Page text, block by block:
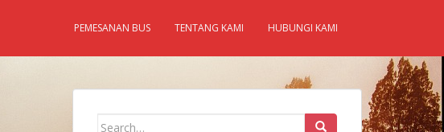
PEMESANAN BUS TENTANG KAMI HUBUNGI KAMI
Search